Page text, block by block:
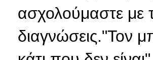
ασχολούμαστε με
διαγνώσεις."Τον